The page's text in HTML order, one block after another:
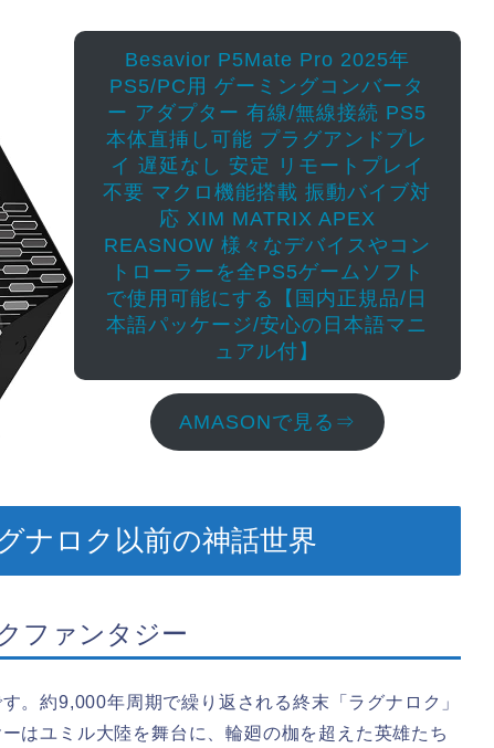
Besavior P5Mate Pro 2025年
PS5/PC用 ゲーミングコンバータ
ー アダプター 有線/無線接続 PS5
本体直挿し可能 プラグアンドプレ
イ 遅延なし 安定 リモートプレイ
不要 マクロ機能搭載 振動バイブ対
応 XIM MATRIX APEX
REASNOW 様々なデバイスやコン
トローラーを全PS5ゲームソフト
で使用可能にする【国内正規品/日
本語パッケージ/安心の日本語マニ
ュアル付】
AMASONで見る⇒
ナロク以前の神話世界
ファンタジー
。約9,000年周期で繰り返される終末「ラグナロク」
はユミル大陸を舞台に、輪廻の枷を超えた英雄たち